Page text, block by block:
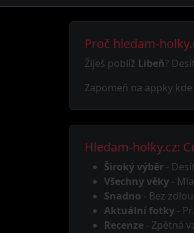
Proč hledam-
Žiješ poblíž Libeň?
Zapomeň na appky
Hledam-holky.cz:
Široký výběr -
Všechny věky -
Snadno - Bez
Aktuální fotky -
Recenze - Zpětná